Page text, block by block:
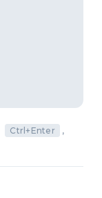
Ctrl+Enter
,